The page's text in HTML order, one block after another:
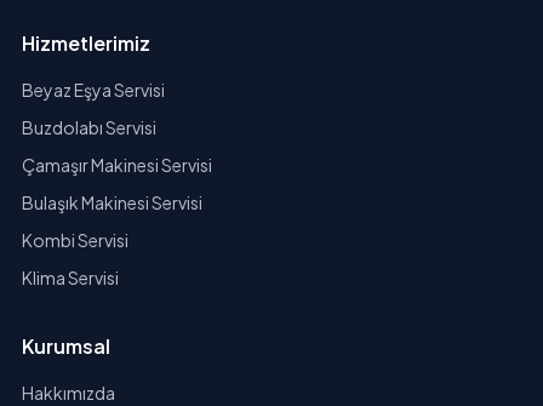
Hizmetlerimiz
Beyaz Eşya Servisi
Buzdolabı Servisi
Çamaşır Makinesi Servisi
Bulaşık Makinesi Servisi
Kombi Servisi
Klima Servisi
Kurumsal
Hakkımızda